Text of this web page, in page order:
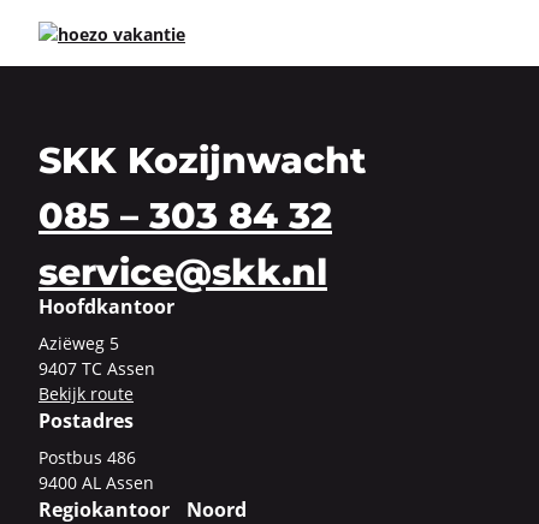
SKK Kozijnwacht
085 – 303 84 32
service@skk.nl
Hoofdkantoor
Azi­ë­weg 5
9407 TC Assen
Be­kijk route
Postadres
Post­bus 486
9400 AL Assen
Regiokantoor Noord